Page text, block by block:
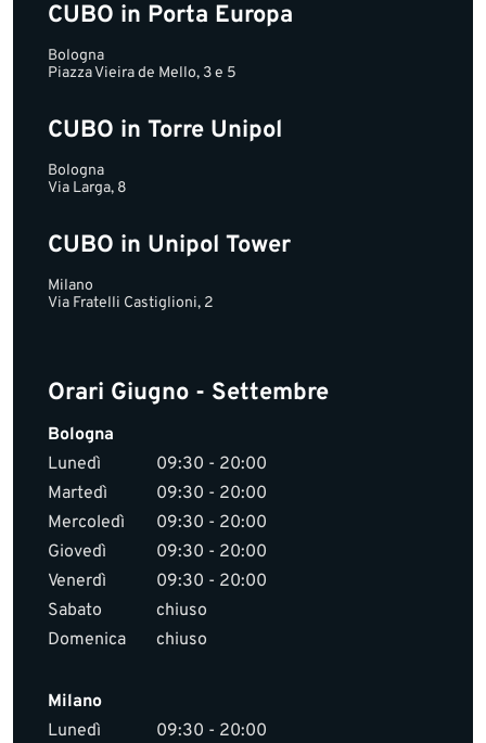
CUBO in Porta Europa
Bologna
Piazza Vieira de Mello, 3 e 5
CUBO in Torre Unipol
Bologna
Via Larga, 8
CUBO in Unipol Tower
Milano
Via Fratelli Castiglioni, 2
Orari Giugno - Settembre
Bologna
Lunedì
09:30 - 20:00
Martedì
09:30 - 20:00
Mercoledì
09:30 - 20:00
Giovedì
09:30 - 20:00
Venerdì
09:30 - 20:00
Sabato
chiuso
Domenica
chiuso
Milano
Lunedì
09:30 - 20:00